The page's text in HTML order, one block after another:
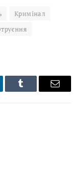
Кримінал
Tumblr Email